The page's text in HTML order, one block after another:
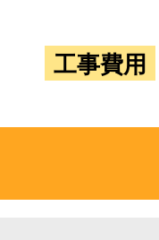
工事費用